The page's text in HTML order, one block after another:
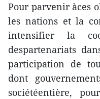
Pour parvenir àces
les nations et la
intensifier la
despartenariats
participation de
dont
sociétéentière,